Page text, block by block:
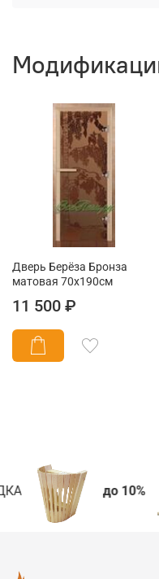
Дверь Берёза Бронза
матовая 70х190см
11 500 ₽
до 10%